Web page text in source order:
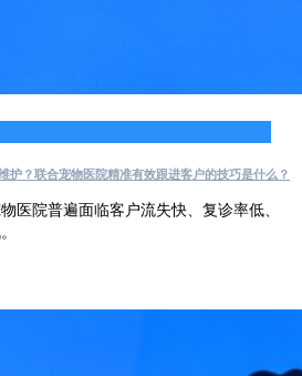
护？联合宠物医院精准有效跟进客户的技巧是什么？
医院普遍面临客户流失快、复诊率低、